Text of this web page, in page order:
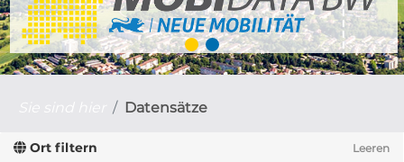
Datensätze
Ort filtern Leeren